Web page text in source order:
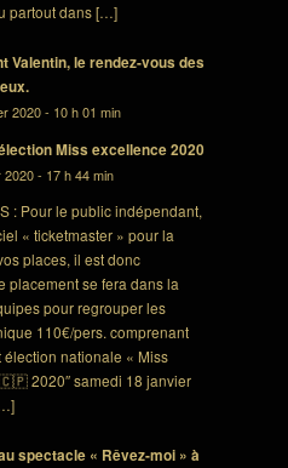
partout dans […]
Valentin, le rendez-vous des
2020 - 10 h 01 min
Miss excellence 2020
2020 - 17 h 44 min
: Pour le public indépendant,
« ticketmaster » pour la
places, il est donc
placement se fera dans la
pour regrouper les
110€/pers. comprenant
nationale « Miss
2020″ samedi 18 janvier
spectacle « Rêvez-moi » à